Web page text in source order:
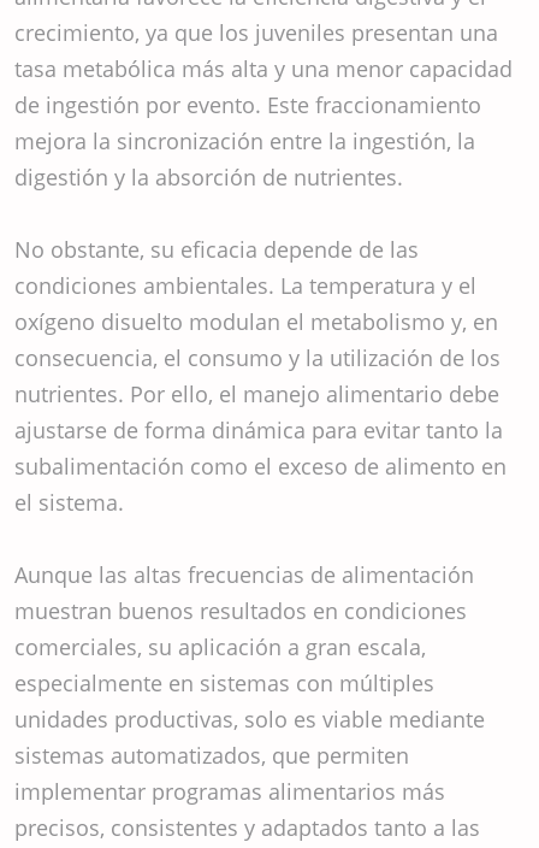
crecimiento, ya que los juveniles presentan una
tasa metabólica más alta y una menor capacidad
de ingestión por evento. Este fraccionamiento
mejora la sincronización entre la ingestión, la
digestión y la absorción de nutrientes.
No obstante, su eficacia depende de las
condiciones ambientales. La temperatura y el
oxígeno disuelto modulan el metabolismo y, en
consecuencia, el consumo y la utilización de los
nutrientes. Por ello, el manejo alimentario debe
ajustarse de forma dinámica para evitar tanto la
subalimentación como el exceso de alimento en
el sistema.
Aunque las altas frecuencias de alimentación
muestran buenos resultados en condiciones
comerciales, su aplicación a gran escala,
especialmente en sistemas con múltiples
unidades productivas, solo es viable mediante
sistemas automatizados, que permiten
implementar programas alimentarios más
precisos, consistentes y adaptados tanto a las